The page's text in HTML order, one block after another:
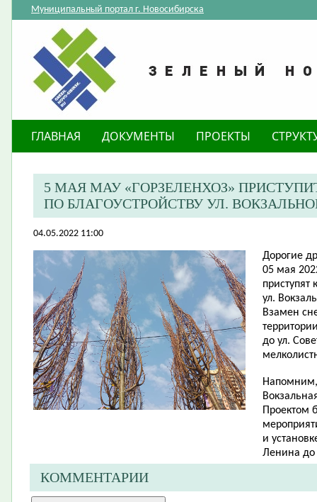
Муниципальный портал г. Новосибирска
ГЛАВНАЯ ДОКУМЕНТЫ ПРОЕКТЫ
5 МАЯ МАУ «ГОРЗЕЛЕНХОЗ»
ПО БЛАГОУСТРОЙСТВУ УЛ.
04.05.2022 11:00
Дорогие
05 мая
приступят
ул.
Взамен
до ул.
Напомним,
Проектом
и
Ленина до
КОММЕНТАРИИ